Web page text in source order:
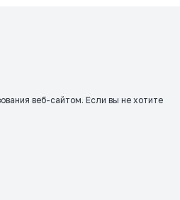
веб-сайтом. Если вы не хотите